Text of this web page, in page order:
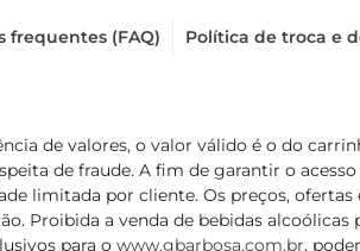
frequentes (FAQ) Política de troca e
de valores, o valor válido é o do
de fraude. A fim de garantir o
limitada por cliente. Os preços,
Proibida a venda de bebidas
para o www.gbarbosa.com.br,